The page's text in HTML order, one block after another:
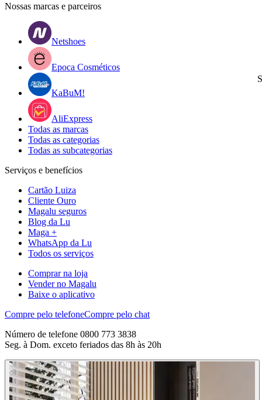
Nossas marcas e parceiros
Netshoes
Epoca Cosméticos
KaBuM!
AliExpress
Todas as marcas
Todas as categorias
Todas as subcategorias
Serviços e benefícios
Cartão Luiza
Cliente Ouro
Magalu seguros
Blog da Lu
Maga +
WhatsApp da Lu
Todos os serviços
Comprar na loja
Vender no Magalu
Baixe o aplicativo
Compre pelo telefoneCompre pelo chat
Número de telefone 0800 773 3838
Seg. à Dom. exceto feriados das 8h às 20h